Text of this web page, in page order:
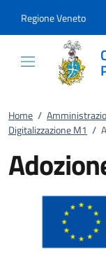
Regione Veneto
Home /
Digitalizzazione M1 /